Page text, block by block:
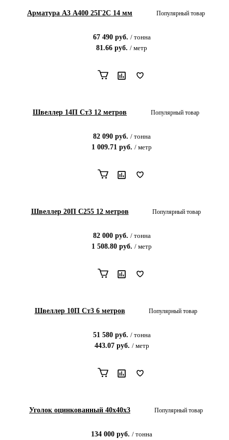
Арматура А3 А400 25Г2С 14 мм Популярный товар
67 490руб. / тонна
81.66 руб. / метр
Швеллер 14П Ст3 12 метров Популярный товар
82 090руб. / тонна
1 009.71 руб. / метр
Швеллер 20П С255 12 метров Популярный товар
82 000руб. / тонна
1 508.80 руб. / метр
Швеллер 10П Ст3 6 метров Популярный товар
51 580руб. / тонна
443.07руб. / метр
Уголок оцинкованный 40х40х3 Популярный товар
134 000 руб. / тонна